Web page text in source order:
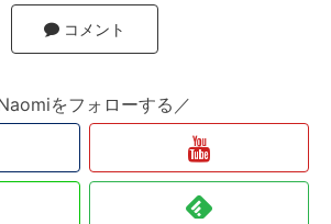
コメント
をフォローする／